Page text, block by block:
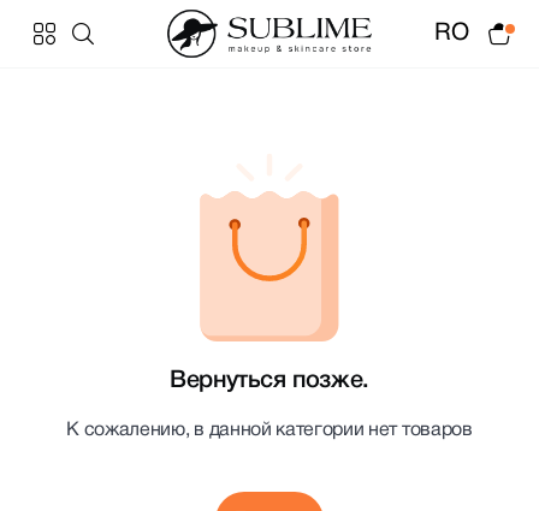
RO
Вернуться позже.
К сожалению, в данной категории нет товаров